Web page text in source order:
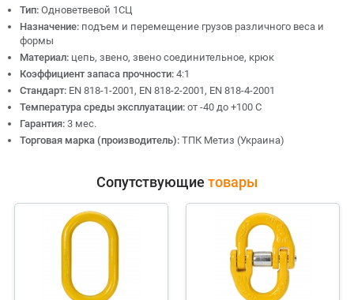
Тип: Одноветвевой 1СЦ
Назначение: подъем и перемещение грузов различного веса и
формы
Материал: цепь, звено, звено соединительное, крюк
Коэффициент запаса прочности: 4:1
Стандарт: EN 818-1-2001, EN 818-2-2001, EN 818-4-2001
Температура среды эксплуатации: от -40 до +100 С
Гарантия: 3 мес.
Торговая марка (производитель): ТПК Метиз (Украина)
Сопутствующие товары